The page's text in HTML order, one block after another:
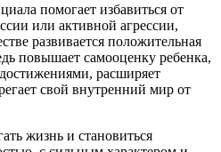
помогает избавиться от
или активной агрессии,
развивается положительная
повышает самооценку ребенка,
расширяет
свой внутренний мир от
жизнь и становиться